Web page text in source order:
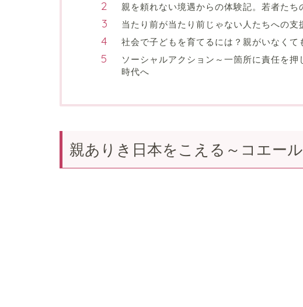
親を頼れない境遇からの体験記。若者たち
当たり前が当たり前じゃない人たちへの支
社会で子どもを育てるには？親がいなくて
ソーシャルアクション～一箇所に責任を
時代へ
親ありき日本をこえる～コエー